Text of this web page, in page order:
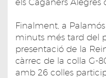
Finalment, a
minuts més tard del
presentació de la
càrrec de la colla G-
amb 26 colles